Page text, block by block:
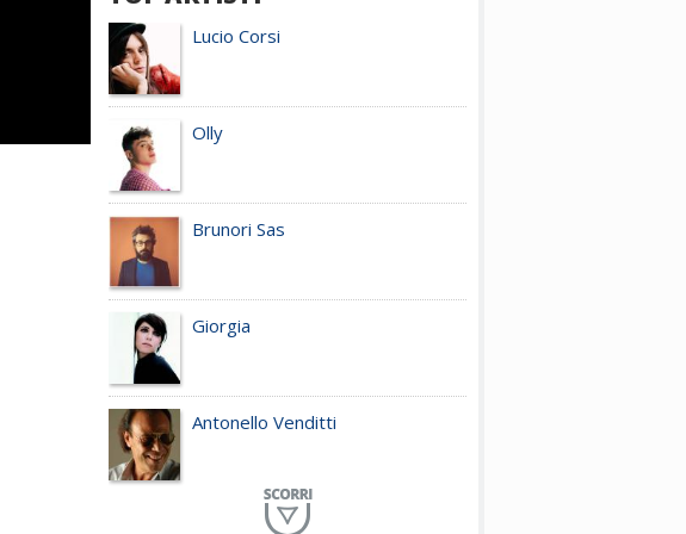
Lucio Corsi
Olly
Brunori Sas
Giorgia
Antonello Venditti
Planet Funk